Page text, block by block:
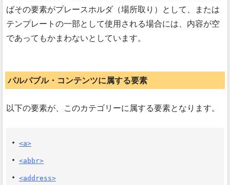
ばその要素がプレースホルダ（場所取り）として、または
テンプレートの一部として使用される場合には、内容が空
であってもかまわないとしています。
パルパブル・コンテンツに属する要素
以下の要素が、このカテゴリーに属する要素となります。
<a>
<abbr>
<address>